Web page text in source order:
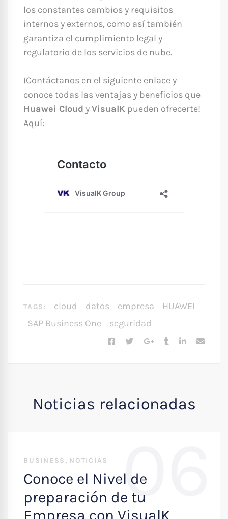
los constantes cambios y requisitos
internos y externos, como así también
garantiza el cumplimiento legal y
regulatorio de los servicios de nube.
¡Contáctanos en el siguiente enlace y
conoce todas las ventajas y beneficios que
Huawei Cloud yVisualK pueden ofrecerte!
Aquí:
TAGS: cloud datos empresa
HUAWEI
SAP Business One
seguridad
Noticias relacionadas
06
BUSINESS , NOTICIAS
Conoce el Nivel de
preparación de tu